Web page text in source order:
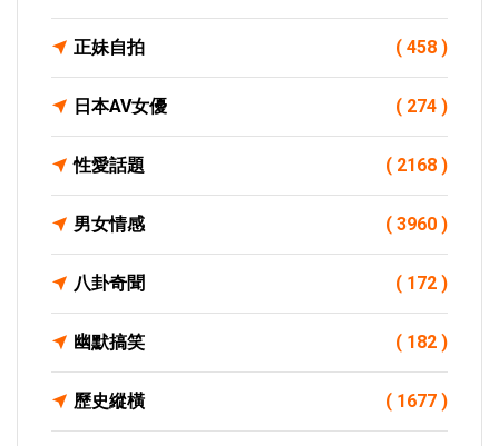
正妹自拍 ( 458 )
日本AV女優 ( 274 )
性愛話題 ( 2168 )
男女情感 ( 3960 )
八卦奇聞 ( 172 )
幽默搞笑 ( 182 )
歷史縱橫 ( 1677 )